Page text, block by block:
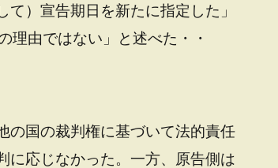
）宣告期日を新たに指定した」
理由ではない」と述べた・・
の国の裁判権に基づいて法的責任
に応じなかった。一方、原告側は